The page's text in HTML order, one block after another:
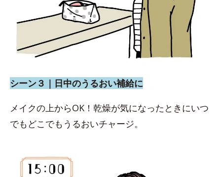
シーン３｜日中のうるおい補給に
メイクの上からOK！乾燥が気になったときにいつ
でもどこでもうるおいチャージ。